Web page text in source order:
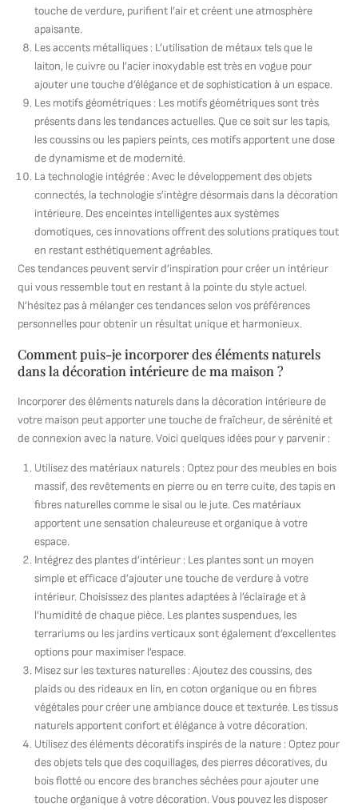
touche de verdure, purifient l’air et créent une atmosphère
apaisante.
Les accents métalliques : L’utilisation de métaux tels que le
laiton, le cuivre ou l’acier inoxydable est très en vogue pour
ajouter une touche d’élégance et de sophistication à un espace.
Les motifs géométriques : Les motifs géométriques sont très
présents dans les tendances actuelles. Que ce soit sur les tapis,
les coussins ou les papiers peints, ces motifs apportent une dose
de dynamisme et de modernité.
La technologie intégrée : Avec le développement des objets
connectés, la technologie s’intègre désormais dans la décoration
intérieure. Des enceintes intelligentes aux systèmes
domotiques, ces innovations offrent des solutions pratiques tout
en restant esthétiquement agréables.
Ces tendances peuvent servir d’inspiration pour créer un intérieur
qui vous ressemble tout en restant à la pointe du style actuel.
N’hésitez pas à mélanger ces tendances selon vos préférences
personnelles pour obtenir un résultat unique et harmonieux.
Comment puis-je incorporer des éléments naturels
dans la décoration intérieure de ma maison ?
Incorporer des éléments naturels dans la décoration intérieure de
votre maison peut apporter une touche de fraîcheur, de sérénité et
de connexion avec la nature. Voici quelques idées pour y parvenir :
Utilisez des matériaux naturels : Optez pour des meubles en bois
massif, des revêtements en pierre ou en terre cuite, des tapis en
fibres naturelles comme le sisal ou le jute. Ces matériaux
apportent une sensation chaleureuse et organique à votre
espace.
Intégrez des plantes d’intérieur : Les plantes sont un moyen
simple et efficace d’ajouter une touche de verdure à votre
intérieur. Choisissez des plantes adaptées à l’éclairage et à
l’humidité de chaque pièce. Les plantes suspendues, les
terrariums ou les jardins verticaux sont également d’excellentes
options pour maximiser l’espace.
Misez sur les textures naturelles : Ajoutez des coussins, des
plaids ou des rideaux en lin, en coton organique ou en fibres
végétales pour créer une ambiance douce et texturée. Les tissus
naturels apportent confort et élégance à votre décoration.
Utilisez des éléments décoratifs inspirés de la nature : Optez pour
des objets tels que des coquillages, des pierres décoratives, du
bois flotté ou encore des branches séchées pour ajouter une
touche organique à votre décoration. Vous pouvez les disposer